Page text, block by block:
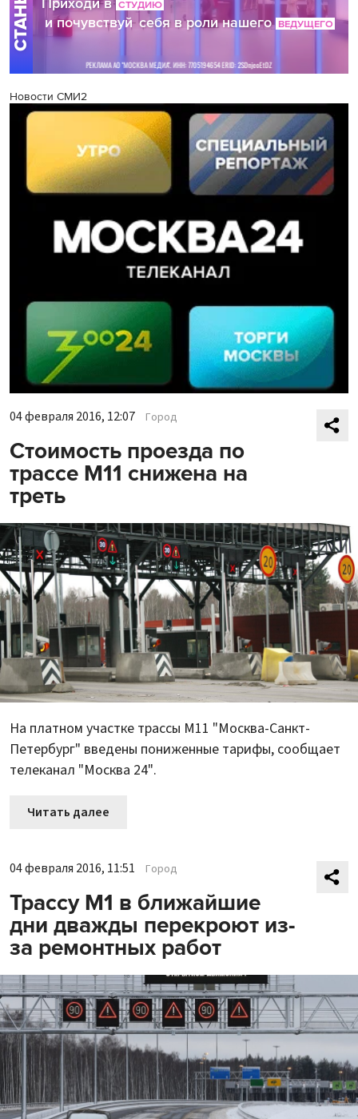
Новости СМИ2
04 февраля 2016, 12:07 Город
Стоимость проезда по
трассе М11 снижена на
треть
На платном участке трассы М11 "Москва-Санкт-
Петербург" введены пониженные тарифы, сообщает
телеканал "Москва 24".
Читать далее
04 февраля 2016, 11:51 Город
Трассу М1 в ближайшие
дни дважды перекроют из-
за ремонтных работ